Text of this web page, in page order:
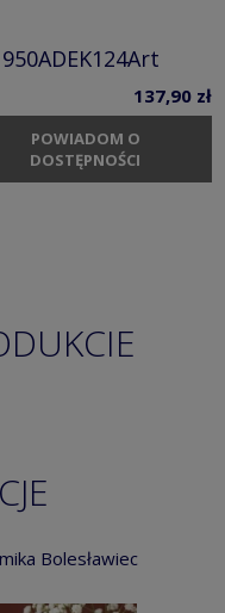
137,90 zł
POWIADOM O
DOSTĘPNOŚCI
Bolesławiec